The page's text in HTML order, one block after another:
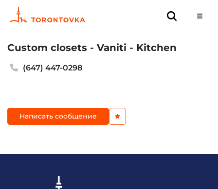
Custom closets - Vaniti - Kitchen
(647) 447-0298
Написать сообщение